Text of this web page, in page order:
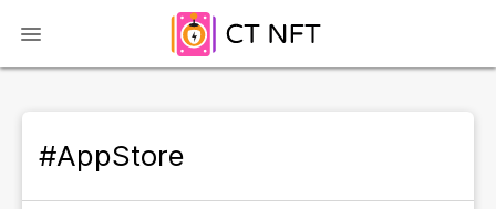
#AppStore